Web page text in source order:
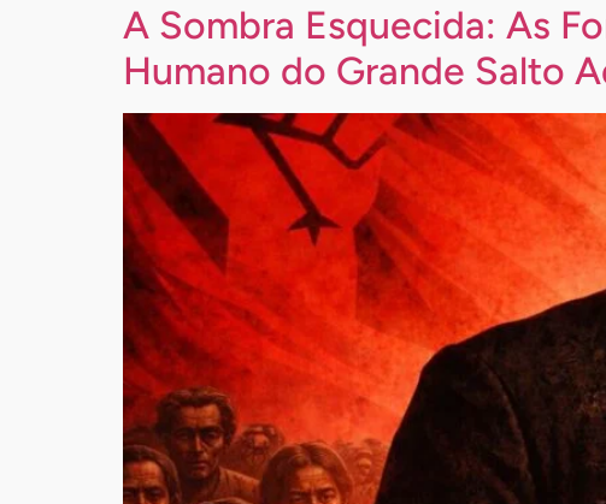
A Sombra Esquecida: As
Humano do Grande Salto